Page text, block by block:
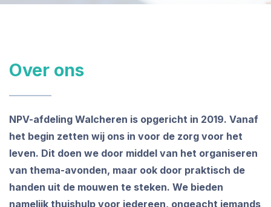
Over ons
NPV-afdeling Walcheren is opgericht in 2019. Vanaf
het begin zetten wij ons in voor de zorg voor het
leven. Dit doen we door middel van het organiseren
van thema-avonden, maar ook door praktisch de
handen uit de mouwen te steken. We bieden
namelijk thuishulp voor iedereen, ongeacht iemands